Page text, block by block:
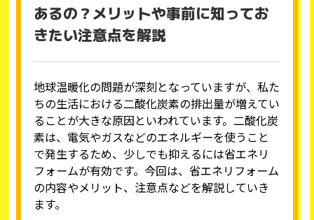
あるの？メリットや事前に知ってお
きたい注意点を解説
地球温暖化の問題が深刻となっていますが、私た
ちの生活における二酸化炭素の排出量が増えてい
ることが大きな原因といわれています。二酸化炭
素は、電気やガスなどのエネルギーを使うこと
で発生するため、少しでも抑えるには省エネリ
フォームが有効です。今回は、省エネリフォーム
の内容やメリット、注意点などを解説していき
ます。